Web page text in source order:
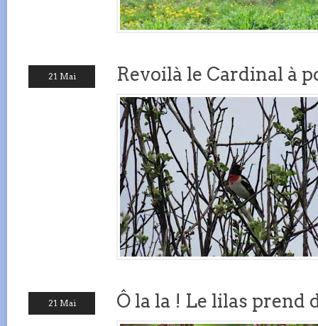
21 Mai Revoilà le Cardinal à
21 Mai Ô la la ! Le lilas prend